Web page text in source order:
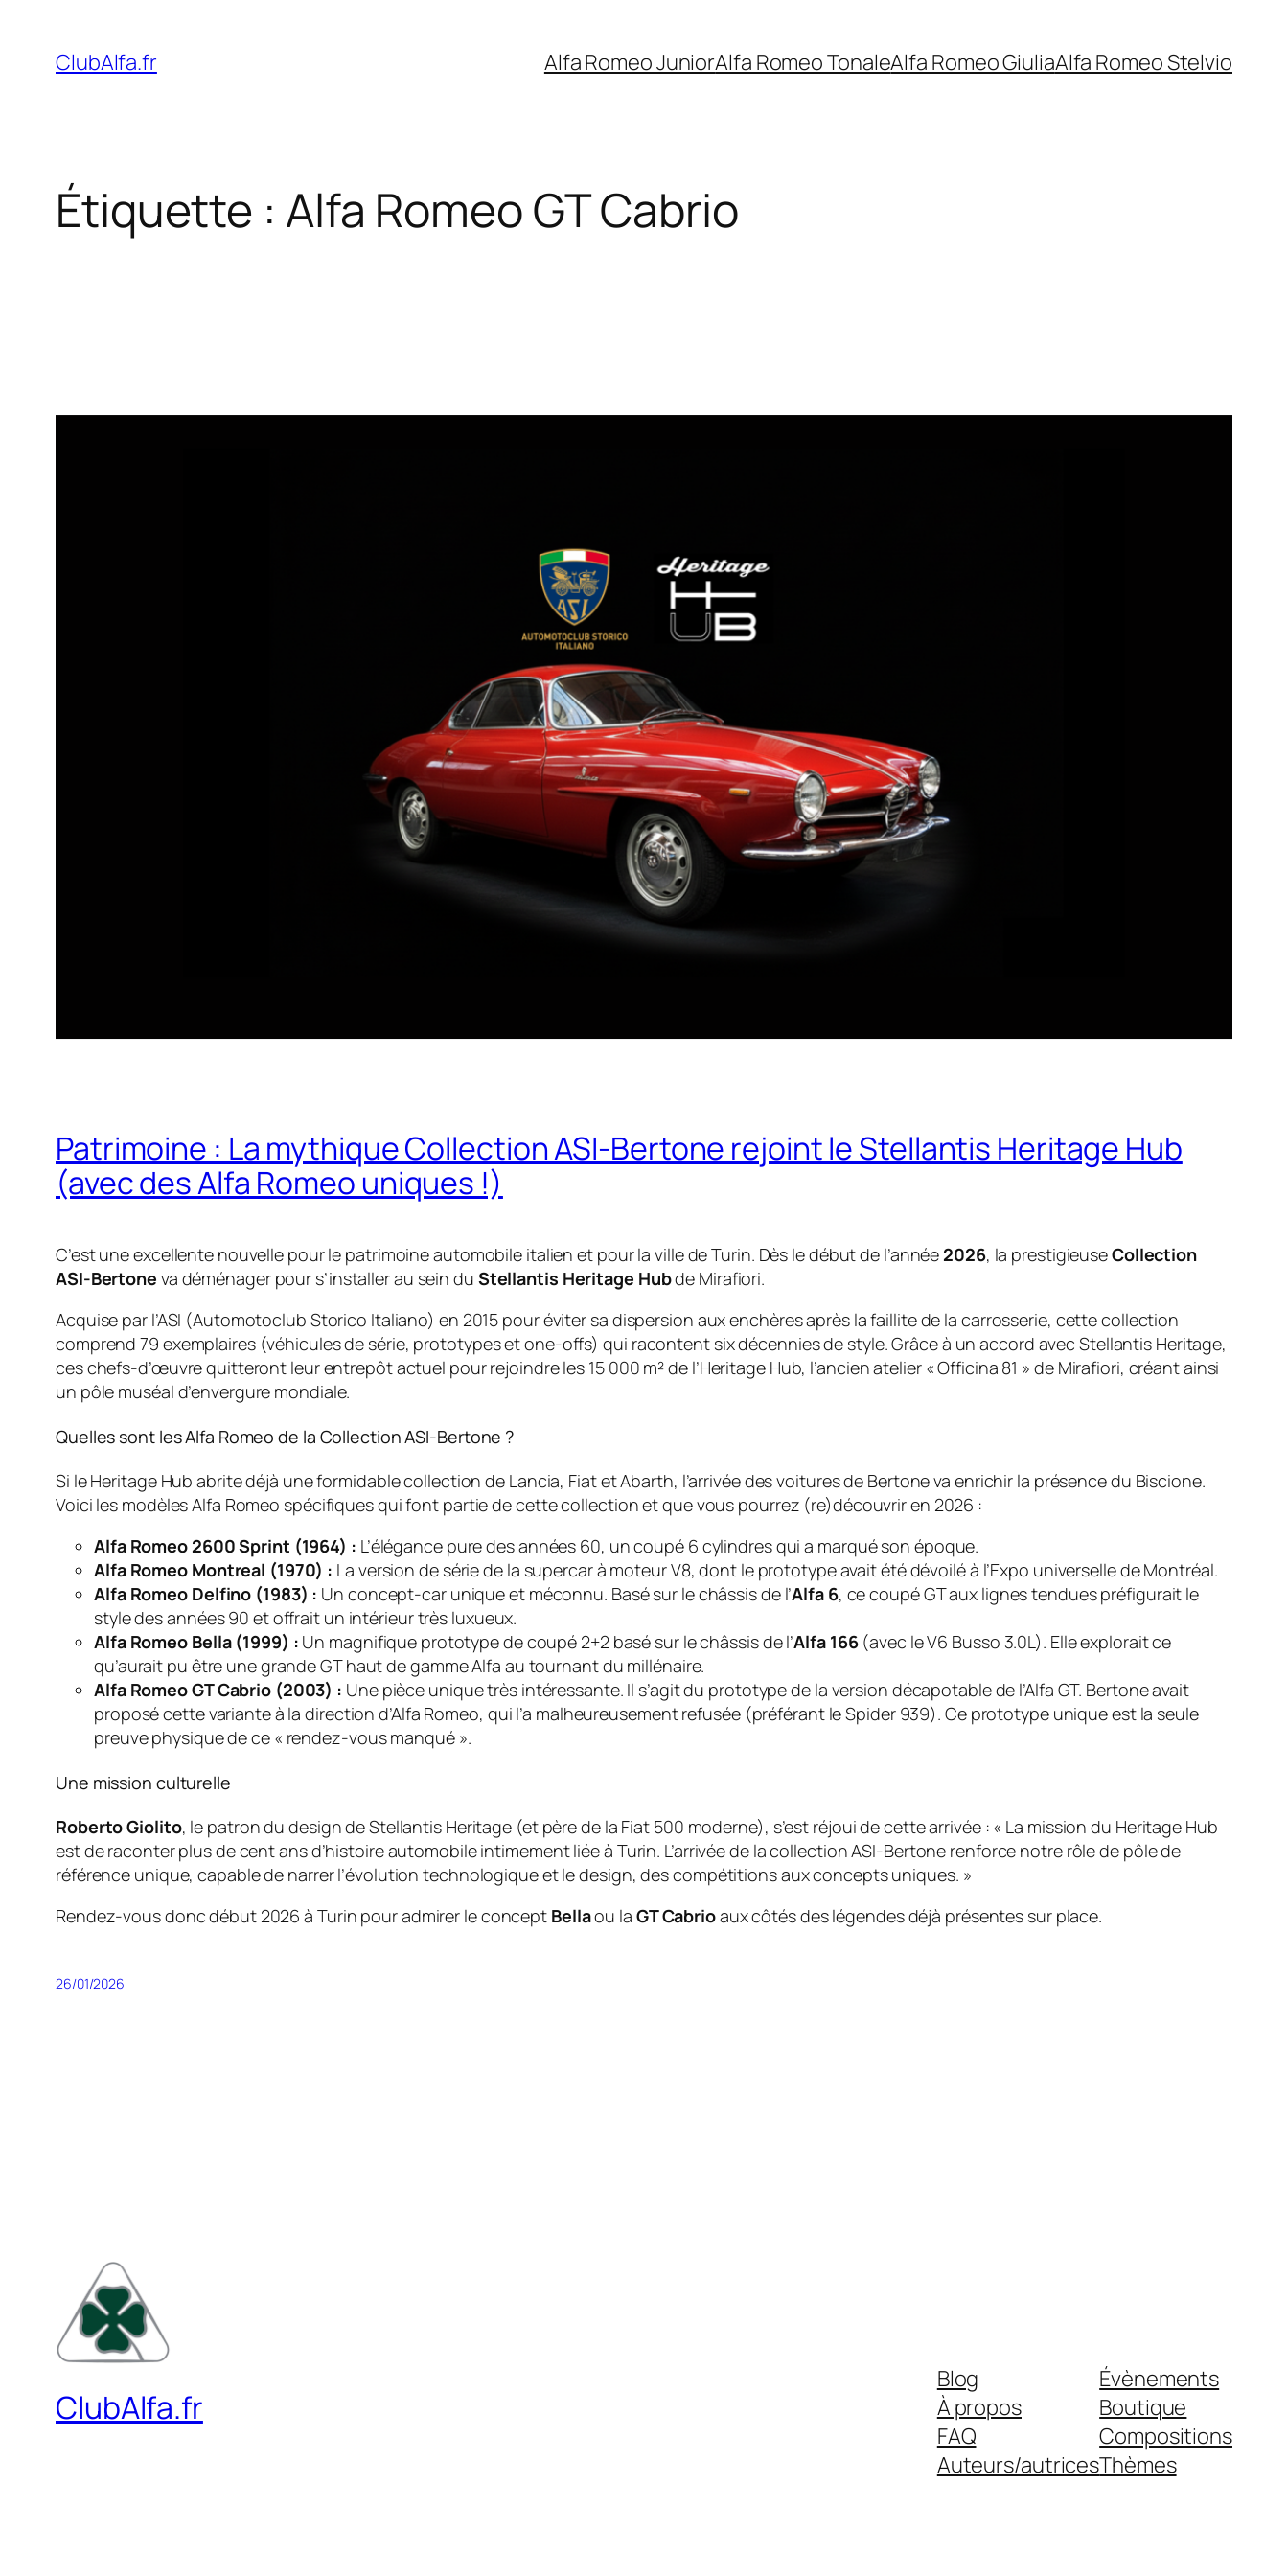
contenu
ClubAlfa.fr Alfa Romeo JuniorAlfa Romeo TonaleAlfa Romeo GiuliaAlfa Romeo Stelvio
Étiquette : Alfa Romeo GT Cabrio
Patrimoine : La mythique Collection ASI-Bertone rejoint le Stellantis Heritage Hub
(avec des Alfa Romeo uniques !)
C’est une excellente nouvelle pour le patrimoine automobile italien et pour la ville de Turin. Dès le début de l’année 2026, la prestigieuseCollection
ASI-Bertone va déménager pour s’installer au sein du Stellantis Heritage Hubde Mirafiori.
Acquise par l’ASI (Automotoclub Storico Italiano) en 2015 pour éviter sa dispersion aux enchères après la faillite de la carrosserie, cette collection
comprend 79 exemplaires (véhicules de série, prototypes et one-offs) qui racontent six décennies de style. Grâce à un accord avec Stellantis Heritage,
ces chefs-d’œuvre quitteront leur entrepôt actuel pour rejoindre les 15 000 m² de l’Heritage Hub, l’ancien atelier « Officina 81 » de Mirafiori, créant ainsi
un pôle muséal d’envergure mondiale.
Quelles sont les Alfa Romeo de la Collection ASI-Bertone ?
Si le Heritage Hub abrite déjà une formidable collection de Lancia, Fiat et Abarth, l’arrivée des voitures de Bertone va enrichir la présence du Biscione.
Voici les modèles Alfa Romeo spécifiques qui font partie de cette collection et que vous pourrez (re)découvrir en 2026 :
Alfa Romeo 2600 Sprint (1964) : L’élégance pure des années 60, un coupé 6 cylindres qui a marqué son époque.
Alfa Romeo Montreal (1970) : La version de série de la supercar à moteur V8, dont le prototype avait été dévoilé à l’Expo universelle de Montréal.
Alfa Romeo Delfino (1983) : Un concept-car unique et méconnu. Basé sur le châssis de l’Alfa 6, ce coupé GT aux lignes tendues préfigurait le
style des années 90 et offrait un intérieur très luxueux.
Alfa Romeo Bella (1999) : Un magnifique prototype de coupé 2+2 basé sur le châssis de l’Alfa 166(avec le V6 Busso 3.0L). Elle explorait ce
qu’aurait pu être une grande GT haut de gamme Alfa au tournant du millénaire.
Alfa Romeo GT Cabrio (2003) : Une pièce unique très intéressante. Il s’agit du prototype de la version décapotable de l’Alfa GT. Bertone avait
proposé cette variante à la direction d’Alfa Romeo, qui l’a malheureusement refusée (préférant le Spider 939). Ce prototype unique est la seule
preuve physique de ce « rendez-vous manqué ».
Une mission culturelle
Roberto Giolito, le patron du design de Stellantis Heritage (et père de la Fiat 500 moderne), s’est réjoui de cette arrivée : « La mission du Heritage Hub
est de raconter plus de cent ans d’histoire automobile intimement liée à Turin. L’arrivée de la collection ASI-Bertone renforce notre rôle de pôle de
référence unique, capable de narrer l’évolution technologique et le design, des compétitions aux concepts uniques. »
Rendez-vous donc début 2026 à Turin pour admirer le concept Bellaou la GT Cabrioaux côtés des légendes déjà présentes sur place.
26/01/2026
ClubAlfa.fr
Blog
À propos
FAQ
Auteurs/autrices
Évènements
Boutique
Compositions
Thèmes